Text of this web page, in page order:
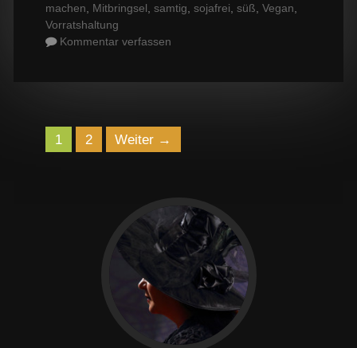
machen
Mitbringsel samtig sojafrei süß Vegan
Vorratshaltung
Kommentar verfassen
Navigation
1 2 Weiter →